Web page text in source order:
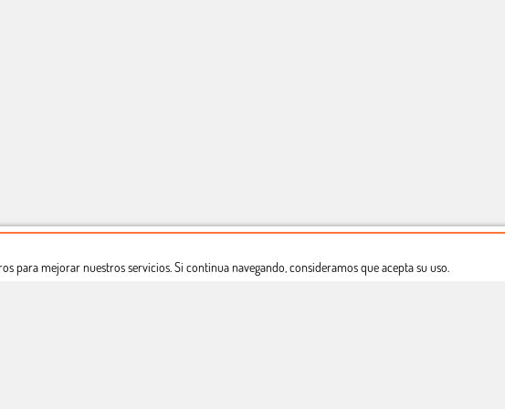
de compra Dónde estamos Política privacidad Derecho a desistimiento
para mejorar nuestros servicios. Si continua navegando, consideramos que acepta su uso.